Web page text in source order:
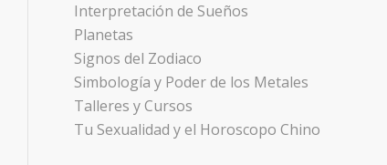
Interpretación de Sueños
Planetas
Signos del Zodiaco
Simbología y Poder de los Metales
Talleres y Cursos
Tu Sexualidad y el Horoscopo Chino